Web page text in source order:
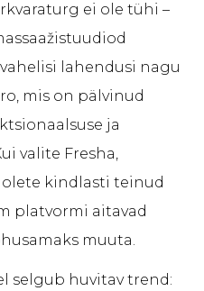
ei ole tühi –
lahendusi nagu
mis on pälvinud
ja
valite Fresha,
olete kindlasti teinud
platvormi aitavad
muuta.
selgub huvitav trend: